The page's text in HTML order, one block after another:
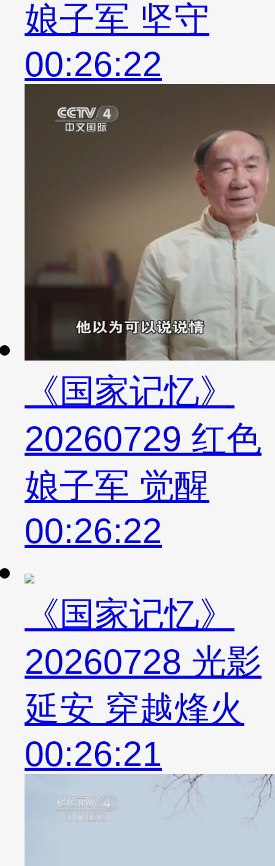
娘子军 坚守
00:26:22
《国家记忆》
20260729 红色
娘子军 觉醒
00:26:22
《国家记忆》
20260728 光影
延安 穿越烽火
00:26:21